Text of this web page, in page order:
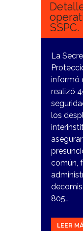
SSPC.
La
informó
realizó
los
común,
805…
LEER